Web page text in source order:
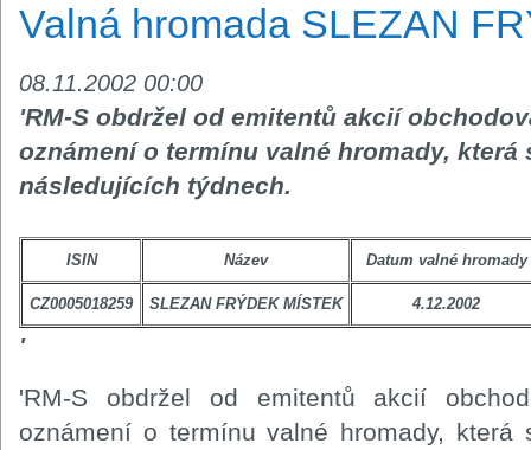
Valná hromada SLEZAN
08.11.2002 00:00
'RM-S obdržel od emitentů akcií
oznámení o termínu valné hromady, která
následujících týdnech.
ISIN Název Datum valné hromady
CZ0005018259 SLEZAN FRÝDEK MÍSTEK 4.12.2002
'
'RM-S obdržel od emitentů akcií
oznámení o termínu valné hromady,